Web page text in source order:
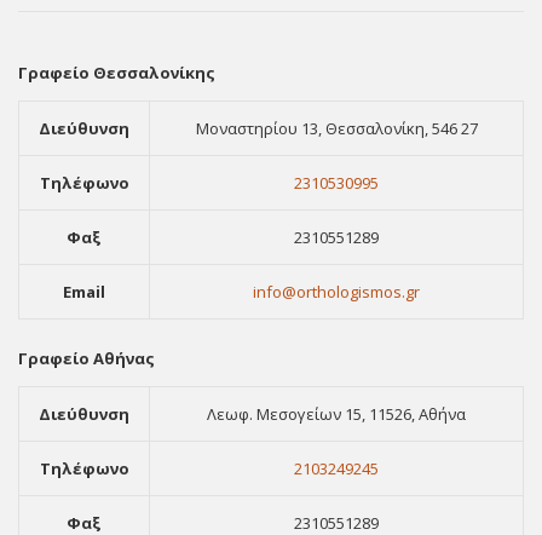
Γραφείο Θεσσαλονίκης
Διεύθυνση Μοναστηρίου 13, Θεσσαλονίκη, 546 27
Τηλέφωνο 2310530995
Φαξ 2310551289
Email info@orthologismos.gr
Γραφείο Αθήνας
Διεύθυνση Λεωφ. Μεσογείων 15, 11526, Αθήνα
Τηλέφωνο 2103249245
Φαξ 2310551289